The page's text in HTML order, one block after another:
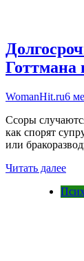
Готтмана
WomanHit.ru6
Ссоры
как спорят
или
Читать далее